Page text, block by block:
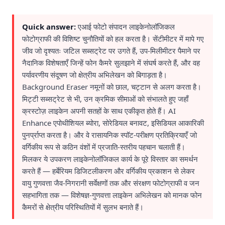
Quick answer:एआई फोटो संपादन लाइकेनोलॉजिकल
फोटोग्राफी की विशिष्ट चुनौतियों को हल करता है। सेंटीमीटर में मापे गए
जीव जो दृश्यतः जटिल सब्सट्रेट पर उगते हैं, उप-मिलीमीटर पैमाने पर
नैदानिक विशेषताएँ जिन्हें फोन कैमरे सुलझाने में संघर्ष करते हैं, और वह
पर्यावरणीय संदूषण जो क्षेत्रीय अभिलेखन को बिगाड़ता है।
Background Eraser नमूनों को छाल, चट्टान से अलग करता है।
मिट्टी सब्सट्रेट से भी, उन क्रमिक सीमाओं को संभालते हुए जहाँ
क्रस्टोज़ लाइकेन अपनी सतहों के साथ एकीकृत होते हैं। AI
Enhance एपोथीशियल ब्योरा, सोरेडियल बनावट, इसिडियल आकारिकी
पुनर्प्राप्त करता है। और वे रासायनिक स्पॉट-परीक्षण प्रतिक्रियाएँ जो
वर्गिकीय रूप से कठिन वंशों में प्रजाति-स्तरीय पहचान चलाती हैं।
मिलकर ये उपकरण लाइकेनोलॉजिकल कार्य के पूरे विस्तार का समर्थन
करते हैं — हर्बेरियम डिजिटलीकरण और वर्गिकीय प्रकाशन से लेकर
वायु गुणवत्ता जैव-निगरानी सर्वेक्षणों तक और संरक्षण फोटोग्राफी व जन
सहभागिता तक — विशेषज्ञ-गुणवत्ता लाइकेन अभिलेखन को मानक फोन
कैमरों से क्षेत्रीय परिस्थितियों में सुलभ बनाते हैं।